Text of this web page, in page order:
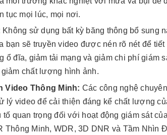
tục mọi lúc, mọi nơi.
Không sử dụng bất kỳ băng thông bổ sung
bạn sẽ truyền video được nén rõ nét để tiết
ổ đĩa, giảm tải mạng và giảm chi phí giám
giảm chất lượng hình ảnh.
Video Thông Minh: Các công nghệ
lý video để cải thiện đáng kể chất lượng
tố quan trọng đối với hoạt động giám sát
Thông Minh, WDR, 3D DNR và Tầm Nhìn